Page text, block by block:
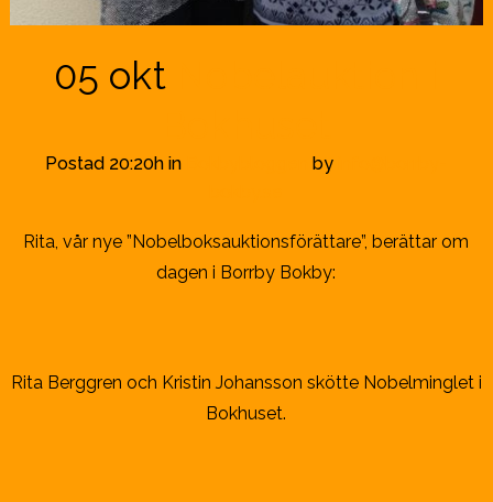
05 oktNobelauktion i
Postad 20:20h in by
Rita, vår nye ”Nobelboksauktionsförättare”, berättar om
dagen i Borrby Bokby:
Rita Berggren och Kristin Johansson skötte Nobelminglet i
Bokhuset.